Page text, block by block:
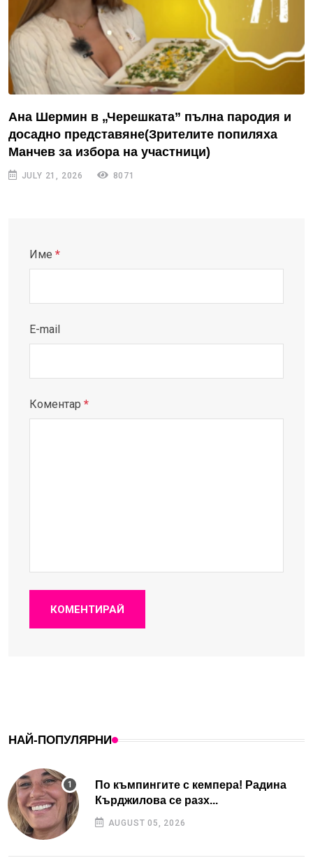
Ана Шермин в „Черешката” пълна пародия и
досадно представяне(Зрителите попиляха
Манчев за избора на участници)
JULY 21, 2026 8071
Име *
E-mail
Коментар *
КОМЕНТИРАЙ
НАЙ-ПОПУЛЯРНИ
По къмпингите с кемпера! Радина
Кърджилова се разх...
AUGUST 05, 2026